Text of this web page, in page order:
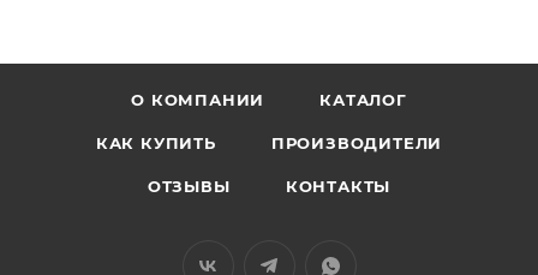
О КОМПАНИИ КАТАЛОГ
КАК КУПИТЬ ПРОИЗВОДИТЕЛИ
ОТЗЫВЫ КОНТАКТЫ